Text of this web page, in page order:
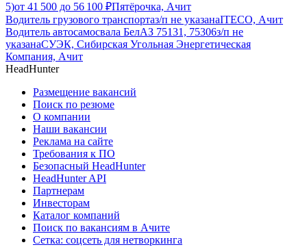
5)от 41 500 до 56 100 ₽Пятёрочка, Ачит
Водитель грузового транспортаз/п не указанаITECO, Ачит
Водитель автосамосвала БелАЗ 75131, 75306з/п не
указанаСУЭК, Сибирская Угольная Энергетическая
Компания, Ачит
HeadHunter
Размещение вакансий
Поиск по резюме
О компании
Наши вакансии
Реклама на сайте
Требования к ПО
Безопасный HeadHunter
HeadHunter API
Партнерам
Инвесторам
Каталог компаний
Поиск по вакансиям в Ачите
Сетка: соцсеть для нетворкинга